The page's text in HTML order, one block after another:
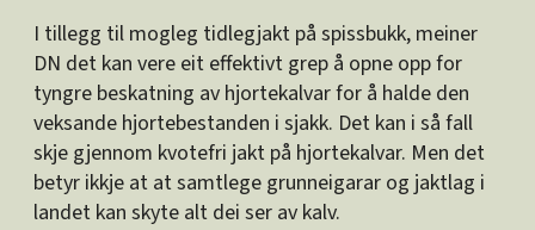
I tillegg til mogleg tidlegjakt på spissbukk, meiner
DN det kan vere eit effektivt grep å opne opp for
tyngre beskatning av hjortekalvar for å halde den
veksande hjortebestanden i sjakk. Det kan i så fall
skje gjennom kvotefri jakt på hjortekalvar. Men det
betyr ikkje at at samtlege grunneigarar og jaktlag i
landet kan skyte alt dei ser av kalv.